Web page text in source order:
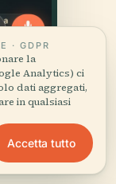
· GDPR
la
Analytics) ci
dati aggregati,
in qualsiasi
Accetta tutto